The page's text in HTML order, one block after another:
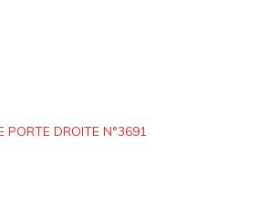
PORTE DROITE N°3691